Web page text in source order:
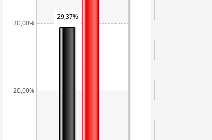
20,00%
30,00%
29,37%